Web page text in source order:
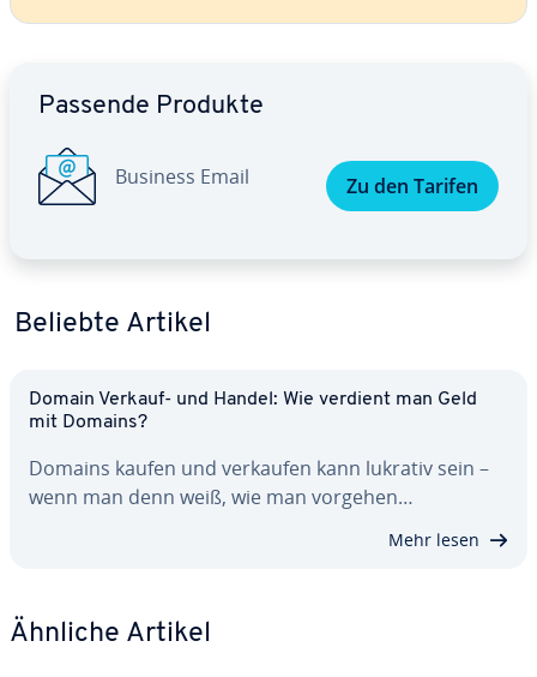
Passende Produkte
Business Email Zu den Tarifen
Beliebte Artikel
Domain Verkauf- und Handel: Wie verdient man Geld
mit Domains?
Domains kaufen und verkaufen kann lukrativ sein –
wenn man denn weiß, wie man vorgehen…
Mehr lesen
Ähnliche Artikel